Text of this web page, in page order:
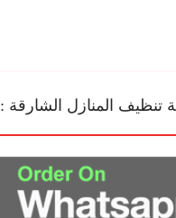
المنازل الشارقة :0545704502